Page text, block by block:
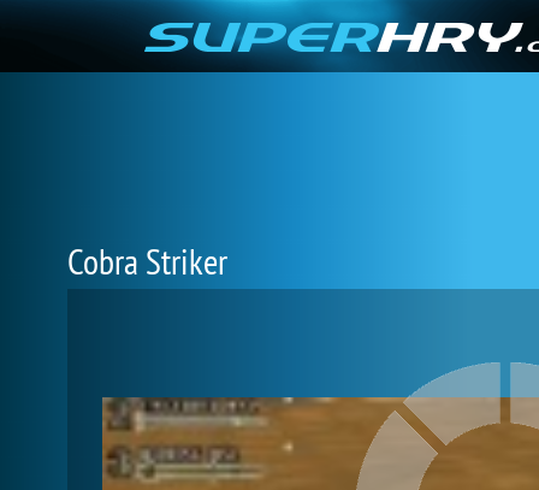
Cobra Striker